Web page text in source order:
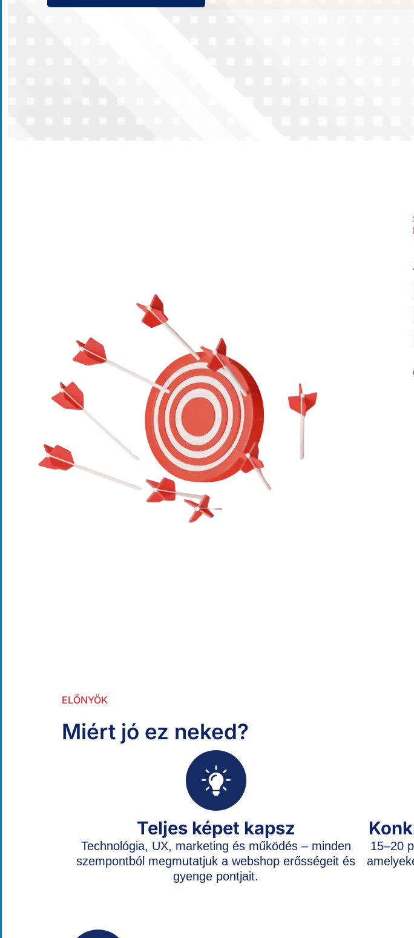
ELŐNYÖK
Miért jó ez neked?
Teljes képet kapsz
Technológia, UX, marketing és működés – minden
szempontból megmutatjuk a webshop erősségeit és
gyenge pontjait.
15–20